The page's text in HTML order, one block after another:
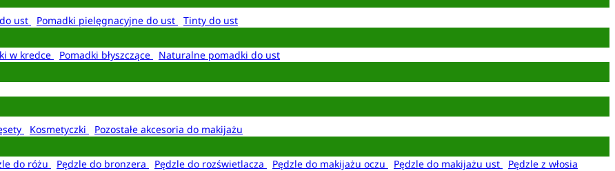
ust Pomadki pielęgnacyjne do ust
Tinty do ust
w kredce Pomadki błyszczące
Naturalne pomadki do ust
Kosmetyczki
Pozostałe akcesoria do makijażu
do różu Pędzle do bronzera Pędzle do rozświetlacza Pędzle do makijażu oczu Pędzle do makijażu ust
Pędzle z włosia